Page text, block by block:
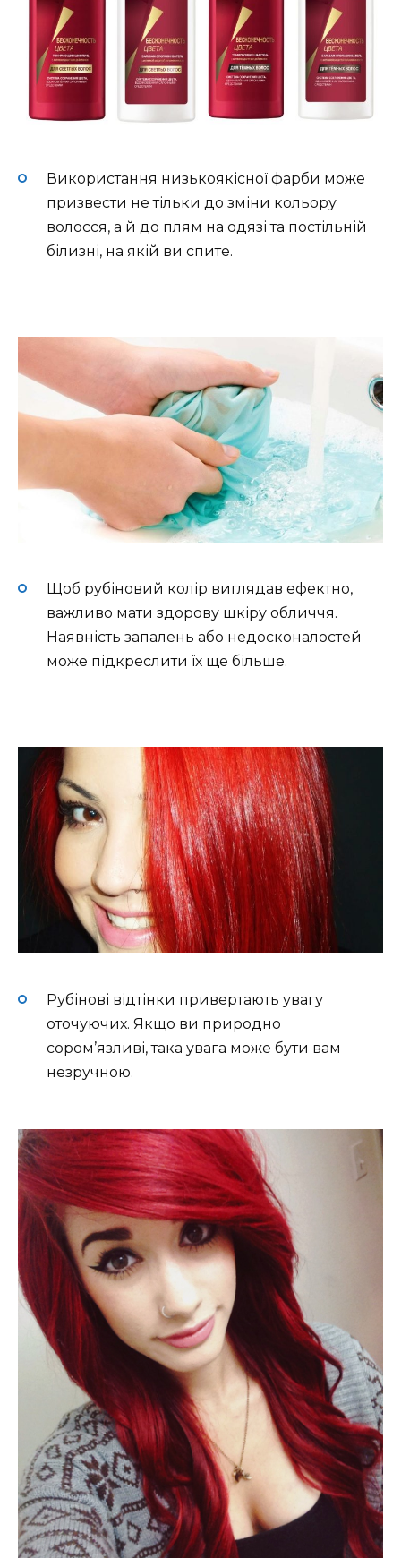
Використання низькоякісної фарби може
призвести не тільки до зміни кольору
волосся, а й до плям на одязі та постільній
білизні, на якій ви спите.
Щоб рубіновий колір виглядав ефектно,
важливо мати здорову шкіру обличчя.
Наявність запалень або недосконалостей
може підкреслити їх ще більше.
Рубінові відтінки привертають увагу
оточуючих. Якщо ви природно
сором’язливі, така увага може бути вам
незручною.